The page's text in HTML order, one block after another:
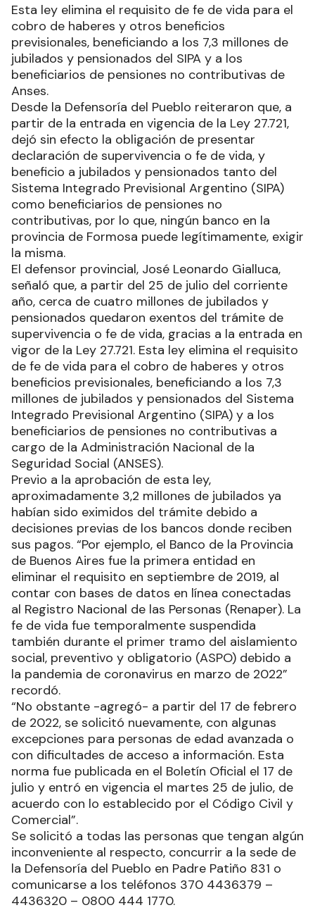
Esta ley elimina el requisito de fe de vida para el
cobro de haberes y otros beneficios
previsionales, beneficiando a los 7,3 millones de
jubilados y pensionados del SIPA y a los
beneficiarios de pensiones no contributivas de
Anses.
Desde la Defensoría del Pueblo reiteraron que, a
partir de la entrada en vigencia de la Ley 27.721,
dejó sin efecto la obligación de presentar
declaración de supervivencia o fe de vida, y
beneficio a jubilados y pensionados tanto del
Sistema Integrado Previsional Argentino (SIPA)
como beneficiarios de pensiones no
contributivas, por lo que, ningún banco en la
provincia de Formosa puede legítimamente, exigir
la misma.
El defensor provincial, José Leonardo Gialluca,
señaló que, a partir del 25 de julio del corriente
año, cerca de cuatro millones de jubilados y
pensionados quedaron exentos del trámite de
supervivencia o fe de vida, gracias a la entrada en
vigor de la Ley 27.721. Esta ley elimina el requisito
de fe de vida para el cobro de haberes y otros
beneficios previsionales, beneficiando a los 7,3
millones de jubilados y pensionados del Sistema
Integrado Previsional Argentino (SIPA) y a los
beneficiarios de pensiones no contributivas a
cargo de la Administración Nacional de la
Seguridad Social (ANSES).
Previo a la aprobación de esta ley,
aproximadamente 3,2 millones de jubilados ya
habían sido eximidos del trámite debido a
decisiones previas de los bancos donde reciben
sus pagos. “Por ejemplo, el Banco de la Provincia
de Buenos Aires fue la primera entidad en
eliminar el requisito en septiembre de 2019, al
contar con bases de datos en línea conectadas
al Registro Nacional de las Personas (Renaper). La
fe de vida fue temporalmente suspendida
también durante el primer tramo del aislamiento
social, preventivo y obligatorio (ASPO) debido a
la pandemia de coronavirus en marzo de 2022”
recordó.
“No obstante -agregó- a partir del 17 de febrero
de 2022, se solicitó nuevamente, con algunas
excepciones para personas de edad avanzada o
con dificultades de acceso a información. Esta
norma fue publicada en el Boletín Oficial el 17 de
julio y entró en vigencia el martes 25 de julio, de
acuerdo con lo establecido por el Código Civil y
Comercial”.
Se solicitó a todas las personas que tengan algún
inconveniente al respecto, concurrir a la sede de
la Defensoría del Pueblo en Padre Patiño 831 o
comunicarse a los teléfonos 370 4436379 –
4436320 – 0800 444 1770.